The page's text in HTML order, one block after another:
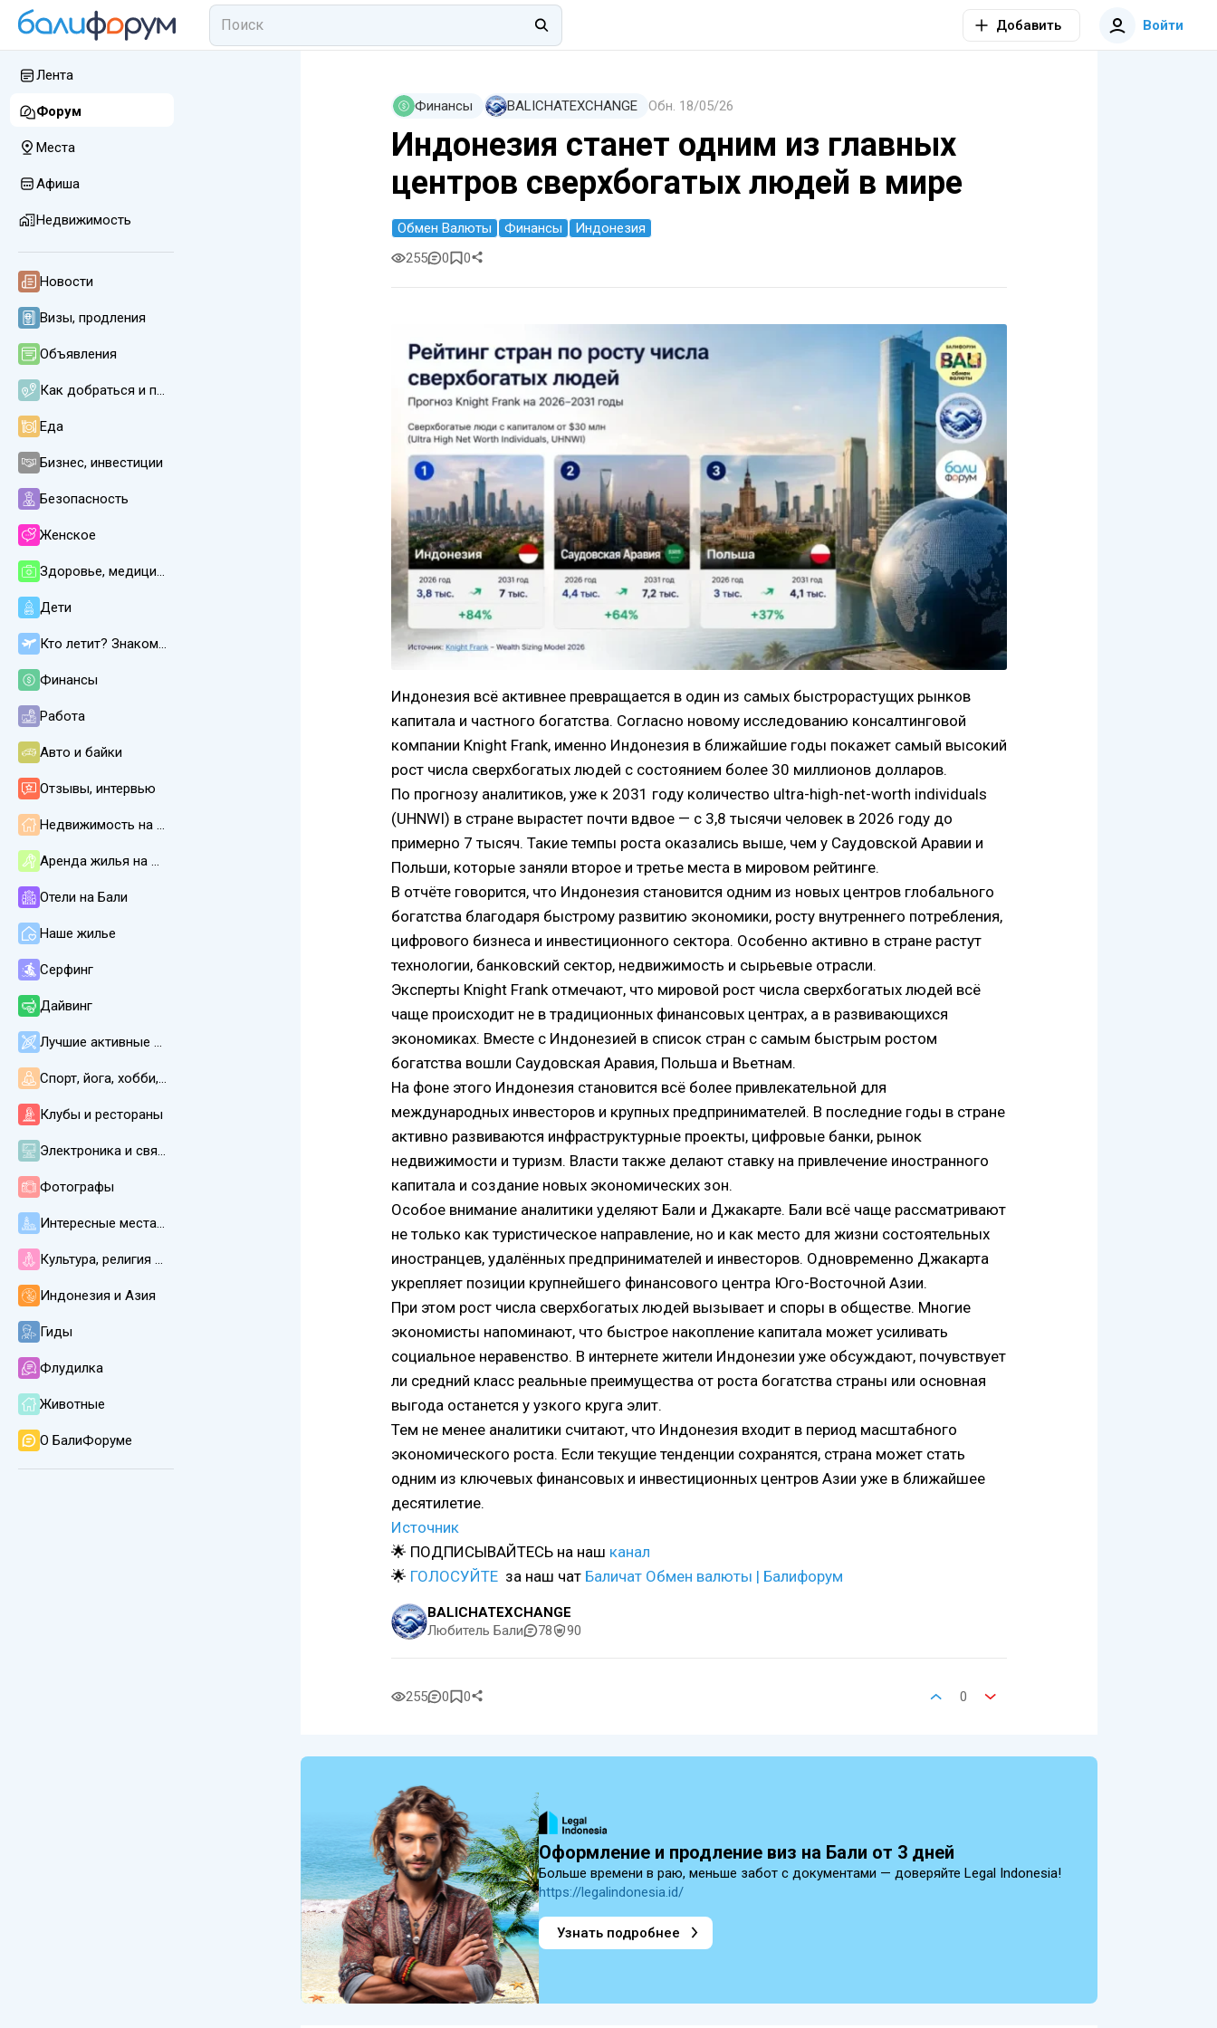
Добавить Войти
Финансы BALICHATEXCHANGE Обн. 18/05/26
Индонезия станет одним из главных
центров сверхбогатых людей в мире
Обмен Валюты Финансы
Индонезия
255
0 0
Индонезия всё активнее превращается в один из самых быстрорастущих рынков
капитала и частного богатства. Согласно новому исследованию консалтинговой
компании Knight Frank, именно Индонезия в ближайшие годы покажет самый высокий
рост числа сверхбогатых людей с состоянием более 30 миллионов долларов.
По прогнозу аналитиков, уже к 2031 году количество ultra-high-net-worth individuals
(UHNWI) в стране вырастет почти вдвое — с 3,8 тысячи человек в 2026 году до
примерно 7 тысяч. Такие темпы роста оказались выше, чем у Саудовской Аравии и
Польши, которые заняли второе и третье места в мировом рейтинге.
В отчёте говорится, что Индонезия становится одним из новых центров глобального
богатства благодаря быстрому развитию экономики, росту внутреннего потребления,
цифрового бизнеса и инвестиционного сектора. Особенно активно в стране растут
технологии, банковский сектор, недвижимость и сырьевые отрасли.
Эксперты Knight Frank отмечают, что мировой рост числа сверхбогатых людей всё
чаще происходит не в традиционных финансовых центрах, а в развивающихся
экономиках. Вместе с Индонезией в список стран с самым быстрым ростом
богатства вошли Саудовская Аравия, Польша и Вьетнам.
На фоне этого Индонезия становится всё более привлекательной для
международных инвесторов и крупных предпринимателей. В последние годы в стране
активно развиваются инфраструктурные проекты, цифровые банки, рынок
недвижимости и туризм. Власти также делают ставку на привлечение иностранного
капитала и создание новых экономических зон.
Особое внимание аналитики уделяют Бали и Джакарте. Бали всё чаще рассматривают
не только как туристическое направление, но и как место для жизни состоятельных
иностранцев, удалённых предпринимателей и инвесторов. Одновременно Джакарта
укрепляет позиции крупнейшего финансового центра Юго-Восточной Азии.
При этом рост числа сверхбогатых людей вызывает и споры в обществе. Многие
экономисты напоминают, что быстрое накопление капитала может усиливать
социальное неравенство. В интернете жители Индонезии уже обсуждают, почувствует
ли средний класс реальные преимущества от роста богатства страны или основная
выгода останется у узкого круга элит.
Тем не менее аналитики считают, что Индонезия входит в период масштабного
экономического роста. Если текущие тенденции сохранятся, страна может стать
одним из ключевых финансовых и инвестиционных центров Азии уже в ближайшее
десятилетие.
Источник
🌟 ПОДПИСЫВАЙТЕСЬ на наш канал
🌟 ГОЛОСУЙТЕ за наш чат Баличат Обмен валюты | Балифорум
BALICHATEXCHANGE
Любитель Бали
78 90
255 0 0 0
Оформление и продление виз на Бали от 3 дней
Больше времени в раю, меньше забот с документами — доверяйте Legal Indonesia!
https://legalindonesia.id/
Узнать подробнее
Лента
Форум
Места
Афиша
Недвижимость
Новости
Визы, продления
Объявления
Как добраться и передвигаться
Еда
Бизнес, инвестиции
Безопасность
Женское
Здоровье, медицина
Дети
Кто летит? Знакомства
Финансы
Работа
Авто и байки
Отзывы, интервью
Недвижимость на Бали
Аренда жилья на Бали
Отели на Бали
Наше жилье
Серфинг
Дайвинг
Лучшие активные развлечения
Спорт, йога, хобби, СПА, массаж
Клубы и рестораны
Электроника и связь
Фотографы
Интересные места, пляжи, погода и климат
Культура, религия и язык на Бали
Индонезия и Азия
Гиды
Флудилка
Животные
О БалиФоруме